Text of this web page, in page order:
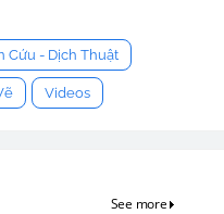
Cứu - Dịch Thuật
Videos